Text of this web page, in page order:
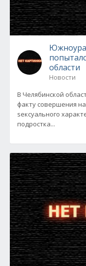
области
Новости
В Челябинской
факту совершения
sексуального
подростка...